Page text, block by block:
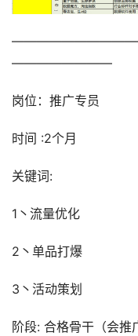
————————
岗位：推广专员
时间 :2个月
关键词:
1丶流量优化
2丶单品打爆
3丶活动策划
阶段: 合格骨干（会推